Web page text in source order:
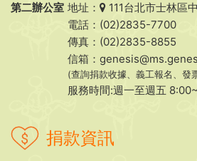
第二辦公室 地址：
111台北市士林區
電話：(02)2835-7700
傳真：(02)2835-8855
信箱：
(查詢捐款收據、義工報名、發
服務時間:週一至週五
捐款資訊